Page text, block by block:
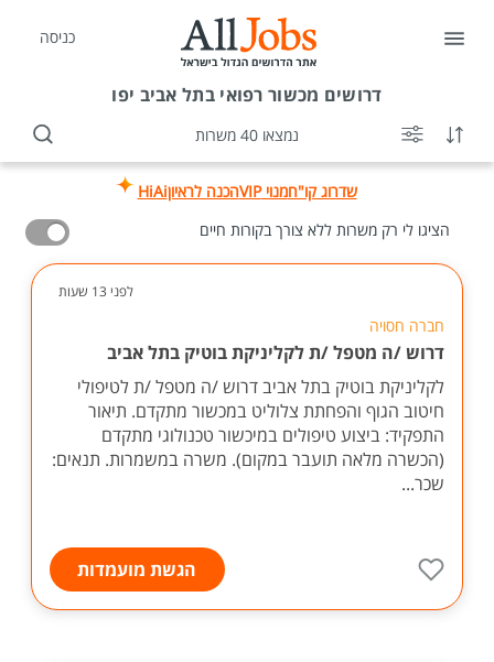
כניסה
דרושים מכשור רפואי בתל אביב יפו
נמצאו 40 משרות
שדרוג קו"חמנוי VIP הכנה לראיוןHiAi
הציגו לי רק משרות ללא צורך בקורות חיים
לפני 13 שעות
חברה חסויה
דרוש /ה מטפל /ת לקליניקת בוטיק בתל אביב
לקליניקת בוטיק בתל אביב דרוש /ה מטפל /ת לטיפולי
חיטוב הגוף והפחתת צלוליט במכשור מתקדם. תיאור
התפקיד: ביצוע טיפולים במיכשור טכנולוגי מתקדם
(הכשרה מלאה תועבר במקום). משרה במשמרות. תנאים:
שכר...
הגשת מועמדות